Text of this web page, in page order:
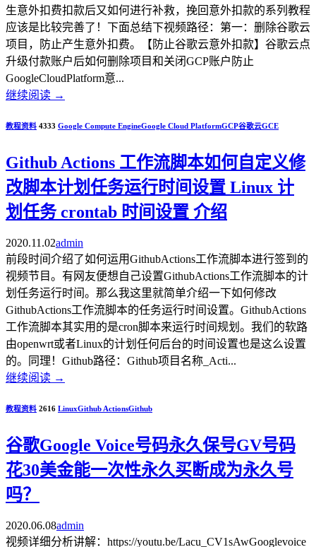
生意外扣费扣款后又如何进行补救，挽回意外扣款的系列教程
应该是比较完善了！下面总结下视频路径：第一：删除谷歌云
项目，防止产生意外扣费。【防止谷歌云意外扣款】谷歌云点
升级付款账户后如何删除项目和关闭GCP账户防止
GoogleCloudPlatform意...
继续阅读 →
教程资料 4333 Google Compute EngineGoogle Cloud PlatformGCP谷歌云GCE
Github Actions 工作流脚本如何自定义修
改脚本计划任务运行时间设置 Linux 计
划任务 crontab 时间设置 介绍
2020.11.02admin
前段时间介绍了如何运用GithubActions工作流脚本进行签到的
视频节目。有网友便想自己设置GithubActions工作流脚本的计
划任务运行时间。那么我这里就简单介绍一下如何修改
GithubActions工作流脚本的任务运行时间设置。GithubActions
工作流脚本其实用的是cron脚本来运行时间规划。我们的软路
由openwrt或者Linux的计划任何后台的时间设置也是这么设置
的。同理！Github路径：Github项目名称_Acti...
继续阅读 →
教程资料 2616 LinuxGithub ActionsGithub
谷歌Google Voice号码永久保号GV号码
花30美金能一次性永久买断成为永久号
吗？
2020.06.08admin
视频详细分析讲解：https://youtu.be/Lacu_CV1sAwGooglevoice